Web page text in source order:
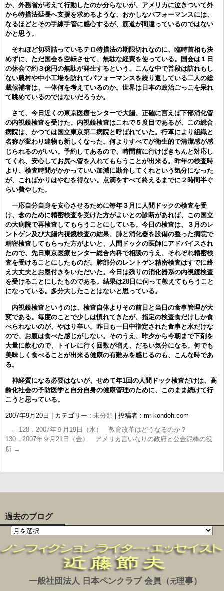
か、外務省が考えて行動したのか分らないが、アメリカに泣きついて外
から特措法延長へ支援を求めるような、おかしなパフォーマンスには、
なるほどとその手練手管に感心するが、筋道が間違っているのではない
かと思う。
それほど切羽詰っているテロ特措法の期限切れなのに、臨時首相も決
めずに、ただ国会を空転させて、無駄な経費を使っている。国会は１日
の休会で約３億円の無駄が発生するという。こんな中で普段は訪れもし
ない農村や中小工場を訪れてパフォーマンスを繰り返している二人の総
裁候補者は、一体何を考えているのか。世界は日本の政治ごっこを呆れ
て眺めているのではないだろうか。
さて、今日近くの東京医療センターで大腸、正確に言えば下部消化管
の内視鏡検査を受けた。内視鏡検査はこれで５度目であるが、この総合
病院は、かつては国立東京第二病院と呼ばれていた。行革により組織と
名称が変わり建物も新しくなった。何よりすべてが衛生的で清潔感が感
じられるのがいい。予約してあるので、時間前に行けばきちんと対応し
てくれ、安心してお尻へ管を入れてもらうことが出来る。昨年の検査時
より、検査時間がかかっていい加減に勘弁してくれという気分になった
が、こればかりはやむを得ない。点滴をすべて終えるまでに２時間半ぐ
らい費やした。
一応自分自身を安心させるために毎年３月に人間ドックの検査を受
け、念のために精密検査を受けた方がよいとの診断があれば、この国立
の大病院で再検査してもらうことにしている。今日の検査は、３月のレ
ントゲン及び大腸内視鏡検査の結果、肺と消化器を設備の整った病院で
精密検査してもらった方がよいと、人間ドックの医師にアドバイスされ
たので、先日東京医療センター総合内科で相談のうえ、それぞれ精密検
査を受けることにしたものだ。肺部分のレントゲン精密検査はすでに終
え大丈夫とお墨付きをいただいた。今日は残りの消化器系の内視鏡検査
を受けることにしたものである。結果は28日に伺って教えてもらうこと
になっている。多分大したことはないと思っている。
内視鏡検査というのは、検査自体よりその前日と当日の食事管理が大
変である。毎度のことで少しは慣れてきたが、指定の検査食だけしか食
べられないのが、やはり辛い。昨日も一日中指定された食事と水だけな
ので、お腹は食べた感じがしない。そのうえ、昨夕から今朝まで下剤を
大量に飲むので、トイレに行く回数が増え、だるい気分になる。何でも
美味しく食べることが出来る健康の有難みを感じるのも、こんな時であ
る。
神経質になる必要はないが、せめて年1回の人間ドック検査だけは、高
齢化社会の予防医学と自分自身の健康管理のために、このまま続けて行
こうと思っている。
2007年9月20日 カテゴリー : 未分類
投稿者 : mr-kondoh.com
← 128．2007年９月19日（水） 教育改革はどうなるのか？
130．2007年９月21日（金） アメリカ言いなりの政府と公金泥棒の役
所 →
過去のブログ
一般社団法人 日本ペンクラブ 会員（ 元理事）